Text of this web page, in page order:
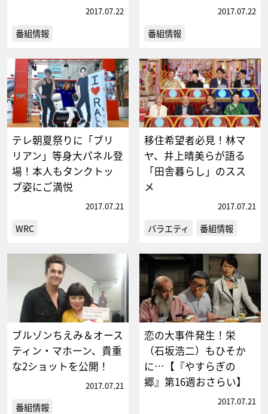
2017.07.22
番組情報
2017.07.22
番組情報
テレ朝夏祭りに「ブリ
リアン」等身大パネル登
場！本人もタンクトッ
プ姿にご満悦
2017.07.21
WRC
移住希望者必見！林マ
ヤ、井上晴美らが語る
「田舎暮らし」のスス
メ
2017.07.21
バラエティ 番組情報
ブルゾンちえみ＆オース
ティン・マホーン、貴重
な2ショットを公開！
2017.07.21
番組情報
恋の大事件発生！栄
（石坂浩二）もひそか
に…【『やすらぎの
郷』第16週おさらい】
2017.07.21